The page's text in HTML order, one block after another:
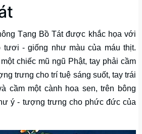
Tạng Bồ Tát được khắc họa với
tươi - giống như màu của máu thịt.
chiếc mũ ngũ Phật, tay phải cầm
trưng cho trí tuệ sáng suốt, tay trái
cầm một cành hoa sen, trên bông
ý - tượng trưng cho phức đức của